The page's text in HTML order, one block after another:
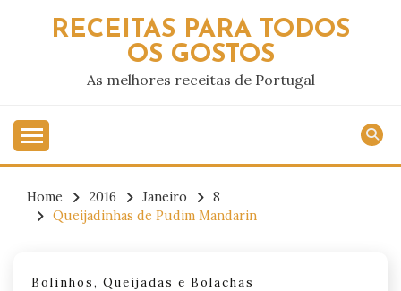
RECEITAS PARA TODOS
OS GOSTOS
As melhores receitas de Portugal
Home 2016 Janeiro
8
Queijadinhas de Pudim Mandarin
Bolinhos, Queijadas e Bolachas